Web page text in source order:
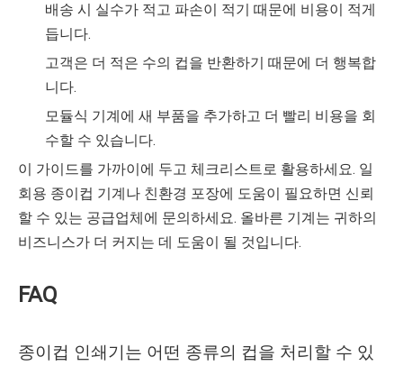
배송 시 실수가 적고 파손이 적기 때문에 비용이 적게
듭니다.
고객은 더 적은 수의 컵을 반환하기 때문에 더 행복합
니다.
모듈식 기계에 새 부품을 추가하고 더 빨리 비용을 회
수할 수 있습니다.
이 가이드를 가까이에 두고 체크리스트로 활용하세요. 일
회용 종이컵 기계나 친환경 포장에 도움이 필요하면 신뢰
할 수 있는 공급업체에 문의하세요. 올바른 기계는 귀하의
비즈니스가 더 커지는 데 도움이 될 것입니다.
FAQ
종이컵 인쇄기는 어떤 종류의 컵을 처리할 수 있